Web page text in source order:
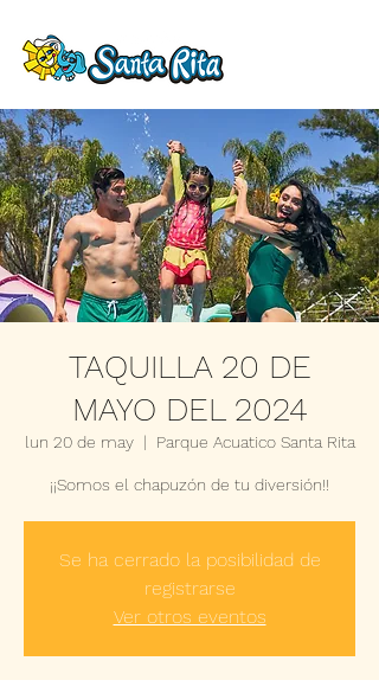
TAQUILLA 20 DE
MAYO DEL 2024
lun 20 de may
  |
Parque Acuatico Santa Rita
¡¡Somos el chapuzón de tu diversión!!
Se ha cerrado la posibilidad de
registrarse
Ver otros eventos